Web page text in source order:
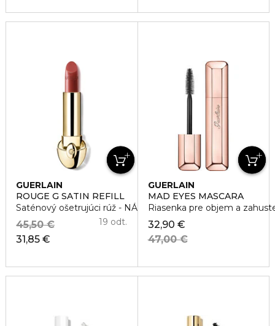
GUERLAIN
ROUGE G SATIN REFILL
Saténový ošetrujúci rúž - NÁPLŇ
31,85 €
45,50 € 19 odt.
GUERLAIN
MAD EYES MASCARA
Riasenka pre objem a
32,90 €
47,00 €